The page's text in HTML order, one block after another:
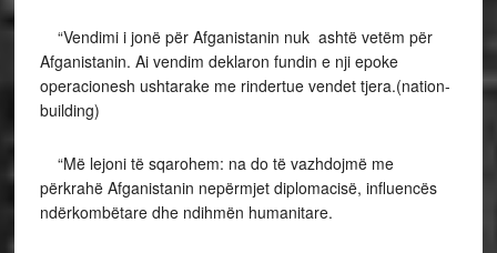
“Vendimi i jonë për Afganistanin nuk ashtë vetëm për
Afganistanin. Ai vendim deklaron fundin e nji epoke
operacionesh ushtarake me rindertue vendet tjera.(nation-
building)
“Më lejoni të sqarohem: na do të vazhdojmë me
përkrahë Afganistanin nepërmjet diplomacisë, influencës
ndërkombëtare dhe ndihmën humanitare.